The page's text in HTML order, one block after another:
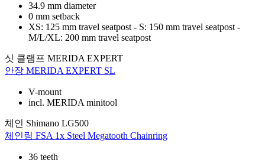
34.9 mm diameter
0 mm setback
XS: 125 mm travel seatpost - S: 150 mm travel seatpost -
M/L/XL: 200 mm travel seatpost
싯 클램프 MERIDA EXPERT
안장 MERIDA EXPERT SL
V-mount
incl. MERIDA minitool
체인 Shimano LG500
체인링 FSA 1x Steel Megatooth Chainring
36 teeth